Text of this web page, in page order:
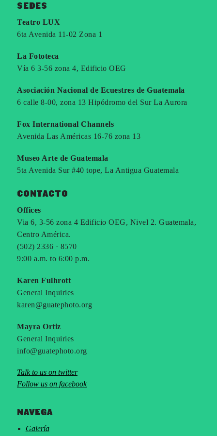
SEDES
Teatro LUX
6ta Avenida 11-02 Zona 1
La Fototeca
Vía 6 3-56 zona 4, Edificio OEG
Asociación Nacional de Ecuestres de Guatemala
6 calle 8-00, zona 13 Hipódromo del Sur La Aurora
Fox International Channels
Avenida Las Américas 16-76 zona 13
Museo Arte de Guatemala
5ta Avenida Sur #40 tope, La Antigua Guatemala
CONTACTO
Offices
Via 6, 3-56 zona 4 Edificio OEG, Nivel 2. Guatemala,
Centro América.
(502) 2336 · 8570
9:00 a.m. to 6:00 p.m.
Karen Fulhrott
General Inquiries
karen@guatephoto.org
Mayra Ortiz
General Inquiries
info@guatephoto.org
Talk to us on twitter
Follow us on facebook
NAVEGA
Galería